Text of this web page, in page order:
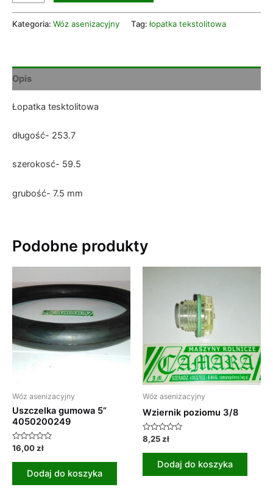
Kategoria: Wóz asenizacyjny Tag: łopatka tekstolitowa
Opis
Łopatka tesktolitowa
długość- 253.7
szerokosć- 59.5
grubość- 7.5 mm
Podobne produkty
Wóz asenizacyjny
Uszczelka gumowa 5”
4050200249
Oceniono
na
16,00zł
Dodaj do koszyka
Wóz asenizacyjny
Wziernik poziomu 3/8
Oceniono
na
8,25zł
Dodaj do koszyka